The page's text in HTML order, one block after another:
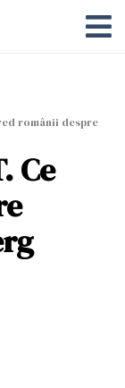
românii despre
Ce